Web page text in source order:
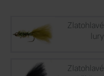
nenapodobují
svou
Pokračovat